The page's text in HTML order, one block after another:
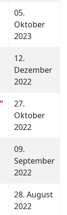
05.
Oktober
2023
12.
Dezember
2022
27.
Oktober
2022
09.
September
2022
28. August
2022